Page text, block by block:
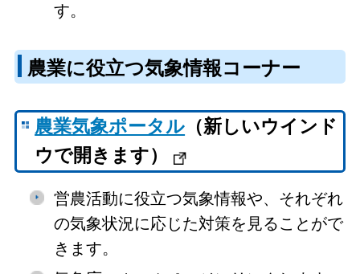
す。
農業に役立つ気象情報コーナー
農業気象ポータル （新しいウインド
ウで開きます）
営農活動に役立つ気象情報や、それぞれ
の気象状況に応じた対策を見ることがで
きます。